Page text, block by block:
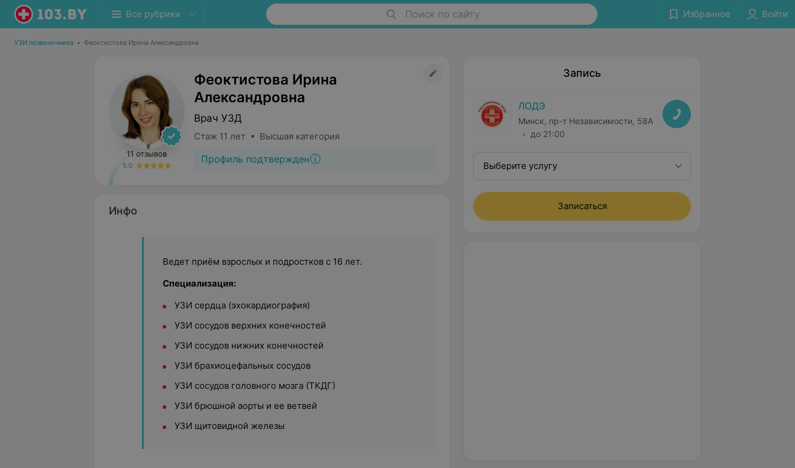
Все рубрики Поиск по сайту Избранное Войти
УЗИ позвоночника • Феоктистова Ирина Александровна
11 отзывов
5.0
Феоктистова Ирина
Александровна
Врач УЗД
Стаж 11 лет • Высшая категория
Профиль подтвержден
Инфо
Ведет приём взрослых и подростков с 16 лет.
Специализация:
УЗИ сердца (эхокардиография)
УЗИ сосудов верхних конечностей
УЗИ сосудов нижних конечностей
УЗИ брахиоцефальных сосудов
УЗИ сосудов головного мозга (ТКДГ)
УЗИ брюшной аорты и ее ветвей
УЗИ щитовидной железы
Запись
ЛОДЭ
Минск, пр-т Независимости, 58А
до 21:00
Выберите услугу
Записаться